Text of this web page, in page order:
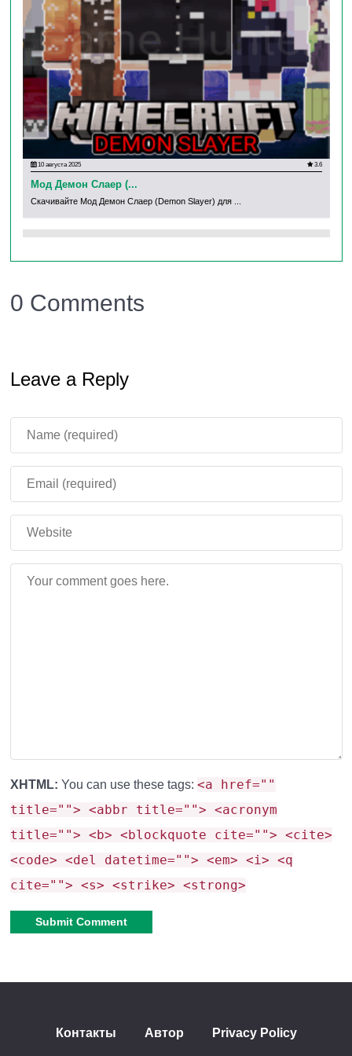
Скоростной катер, Land Rover и Хаммер.
10 августа 2025 3.6
Мод Демон Слаер (...
Скачивайте Мод Демон Слаер (Demon Slayer) для ...
0 Comments
Leave a Reply
XHTML: You can use these tags: <a href=""
title=""> <abbr title=""> <acronym
title=""> <b> <blockquote cite=""> <cite>
<code> <del datetime=""> <em> <i> <q
cite=""> <s> <strike> <strong>
Контакты Автор Privacy Policy